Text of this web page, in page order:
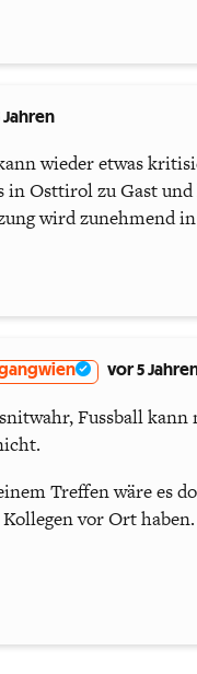
Jahren
wieder etwas
in Osttirol zu Gast
wird zunehmend
vor 5
Fussball kann
Treffen wäre es
Kollegen vor Ort